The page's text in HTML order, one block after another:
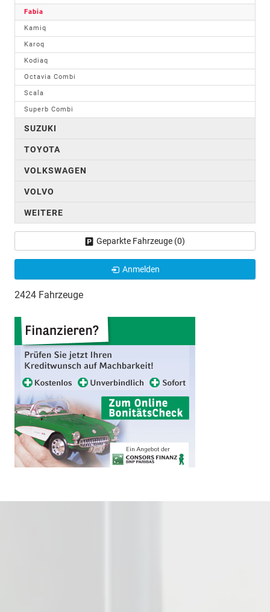
Fabia
Kamiq
Karoq
Kodiaq
Octavia Combi
Scala
Superb Combi
SUZUKI
TOYOTA
VOLKSWAGEN
VOLVO
WEITERE
Geparkte Fahrzeuge (0)
Anmelden
2424 Fahrzeuge